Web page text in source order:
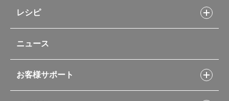
キッチン用品
ポット・アイスペール
コーヒーメーカー
ソフトクーラー・バッグ
レシピ
フライパンレシピ
シャトルシェフレシピ
スープジャーレシピ
ニュース
お客様サポート